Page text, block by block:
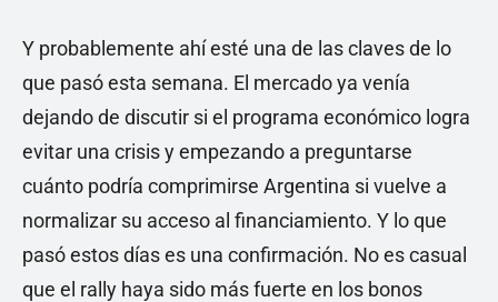
Y probablemente ahí esté una de las claves de lo
que pasó esta semana. El mercado ya venía
dejando de discutir si el programa económico logra
evitar una crisis y empezando a preguntarse
cuánto podría comprimirse Argentina si vuelve a
normalizar su acceso al financiamiento. Y lo que
pasó estos días es una confirmación. No es casual
que el rally haya sido más fuerte en los bonos